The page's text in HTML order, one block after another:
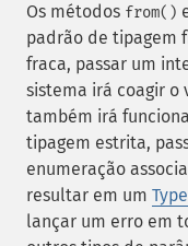
Os métodos from()
padrão de tipagem
fraca, passar um
sistema irá coagir o
também irá
tipagem estrita,
enumeração
resultar em um
lançar um erro em